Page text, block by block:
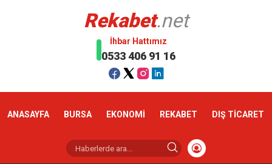
Rekabet.net
İhbar Hattımız
0533 406 91 16
ANASAYFA BURSA EKONOMİ REKABET DIŞ TİCARET